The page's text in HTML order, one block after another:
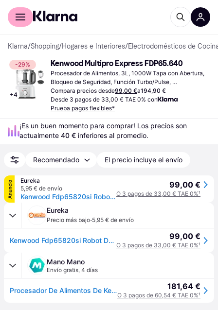
Comprar con Klarna
Klarna/Shopping/Hogares e Interiores/Electrodomésticos de
-29%
+4
Kenwood Multipro Express FDP65.640
Procesador de Alimentos, 3L, 1000W Tapa con Abertura,
Bloqueo de Seguridad, Función Turbo/Pulse,
Almacenamiento de cable, Piezas Aptas para Lavavajillas
Compara precios desde99,00 €a194,90 €
Desde 3 pagos de 33,00 € TAE 0% con
Prueba pagos flexibles*
¡Es un buen momento para comprar! Los precios son
actualmente 40 € inferiores al promedio.
Recomendado El precio incluye el envío
Anuncio
Eureka
5,95 € de envío
Kenwood Fdp65820si Robot De Cocina Capacidad 3L 1000W
99,00 €
O 3 pagos de 33,00 € TAE 0%¹
Eureka
Precio más bajo·5,95 € de envío
Kenwood Fdp65820si Robot De Cocina Capacidad 3L 1000W 99,00 €
O 3 pagos de 33,00 € TAE 0%¹
Mano Mano
Envío gratis, 4 días
Procesador De Alimentos De Kenwood - Fdp65.640wh 181,64 €
O 3 pagos de 60,54 € TAE 0%¹